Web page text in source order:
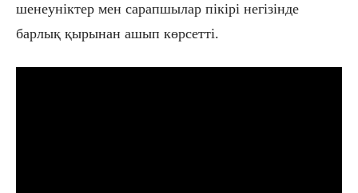
шенеуніктер мен сарапшылар пікірі негізінде
барлық қырынан ашып көрсетті.